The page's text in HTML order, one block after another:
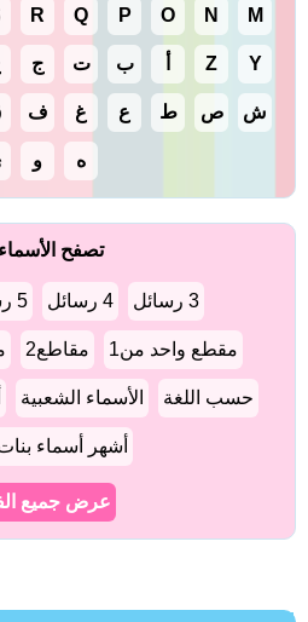
M
N
O
P
Q
R
Y
Z ب ت ج
ش ص ط ع غ ف
ه و
تصفح
3 رسائل 4 رسائل 5 رسائل
مقطع واحد من1 مقاطع2
حسب اللغة الأسماء الشعبية
أشهر أسماء بنات
عرض جميع